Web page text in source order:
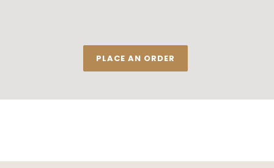
PLACE AN ORDER